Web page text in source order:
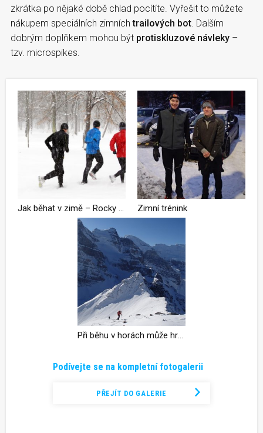
zkrátka po nějaké době chlad pocítíte. Vyřešit to můžete
nákupem speciálních zimníchtrailových bot . Dalším
dobrým doplňkem mohou být protiskluzové návleky –
tzv. microspikes.
Podívejte se na kompletní fotogalerii
PŘEJÍT DO GALERIE
Zimní trénink